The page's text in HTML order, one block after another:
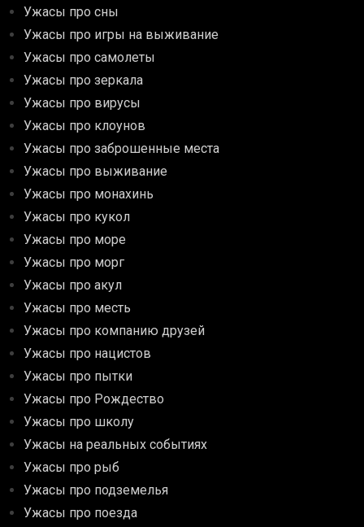
Ужасы про сны
Ужасы про игры на выживание
Ужасы про самолеты
Ужасы про зеркала
Ужасы про вирусы
Ужасы про клоунов
Ужасы про заброшенные места
Ужасы про выживание
Ужасы про монахинь
Ужасы про кукол
Ужасы про море
Ужасы про морг
Ужасы про акул
Ужасы про месть
Ужасы про компанию друзей
Ужасы про нацистов
Ужасы про пытки
Ужасы про Рождество
Ужасы про школу
Ужасы на реальных событиях
Ужасы про рыб
Ужасы про подземелья
Ужасы про поезда